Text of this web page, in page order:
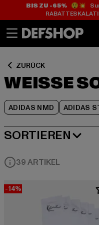
BIS ZU -65%😲💥
ZURÜCK
WEISSE
ADIDAS NMD ADIDAS
SORTIEREN
BELIEBTESTE
39 ARTIKEL
-14%